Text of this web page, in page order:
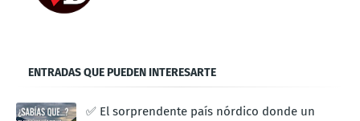
ENTRADAS QUE PUEDEN INTERESARTE
✅ El sorprendente país nórdico donde un